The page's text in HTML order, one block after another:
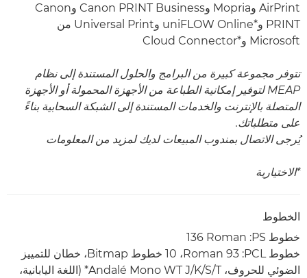
AirPrint وMopria وCanon PRINT Business وCanon
PRINT وuniFLOW Online*‎ وUniversal Print من
Microsoft وCloud Connector*‎
تتوفر مجموعة كبيرة من البرامج والحلول المستندة إلى نظام
MEAP لتوفير إمكانية الطباعة من الأجهزة المحمولة أو الأجهزة
المتصلة بالإنترنت والخدمات المستندة إلى الشبكة السحابية بناءً
على متطلباتك.
يُرجى الاتصال بمندوب المبيعات لديك لمزيد من المعلومات
*الاختيارية
الخطوط
خطوط PS:‏ ‎136 Roman
خطوط PCL:‏ ‎‏93 Roman،‏ ‏10 خطوط Bitmap، خطان للتمييز
الضوئي للحروف، ‏Andalé Mono WT J/K/S/T* (اللغة اليابانية،